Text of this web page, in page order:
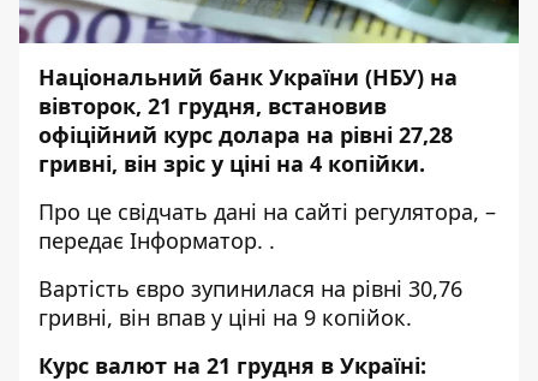
Національний банк України (НБУ) на
вівторок, 21 грудня, встановив
офіційний курс долара на рівні 27,28
гривні, він зріс у ціні на 4 копійки.
Про це свідчать дані на сайті регулятора, –
передає Інформатор. .
Вартість євро зупинилася на рівні 30,76
гривні, він впав у ціні на 9 копійок.
Курс валют на 21 грудня в Україні: